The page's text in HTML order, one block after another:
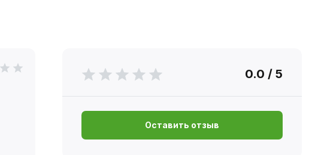
0.0 / 5
Оставить отзыв